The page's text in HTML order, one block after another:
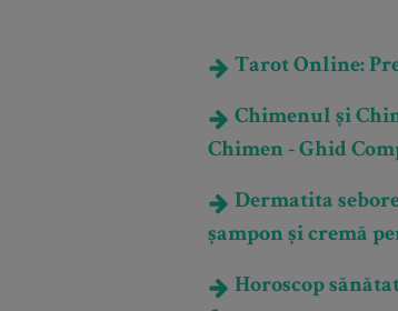
Tarot Online:
Chimenul și
Chimen - Ghid
Dermatita
șampon și cremă
Horoscop